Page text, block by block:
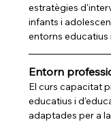
estratègies
infants i
entorns educatius
Entorn
El curs capacitat
educatius i
adaptades per a